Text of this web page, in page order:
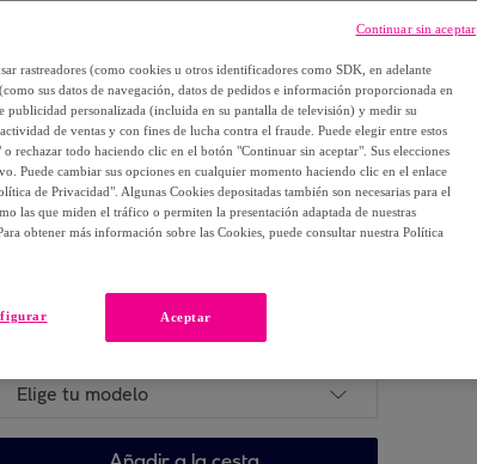
Nina Azul - Juego de 6 plato llano 27 cm
,70 €
, €
29 %
tu modelo
Elige tu modelo
rastreadores (como cookies u otros identificadores como SDK, en adelante
sus datos de navegación, datos de pedidos e información proporcionada en
personalizada (incluida en su pantalla de televisión) y medir su
de ventas y con fines de lucha contra el fraude. Puede elegir entre estos
rechazar todo haciendo clic en el botón "Continuar sin aceptar". Sus elecciones
Puede cambiar sus opciones en cualquier momento haciendo clic en el enlace
de Privacidad". Algunas Cookies depositadas también son necesarias para el
las que miden el tráfico o permiten la presentación adaptada de nuestras
obtener más información sobre las Cookies, puede consultar nuestra Política
Aceptar
Continuar sin aceptar